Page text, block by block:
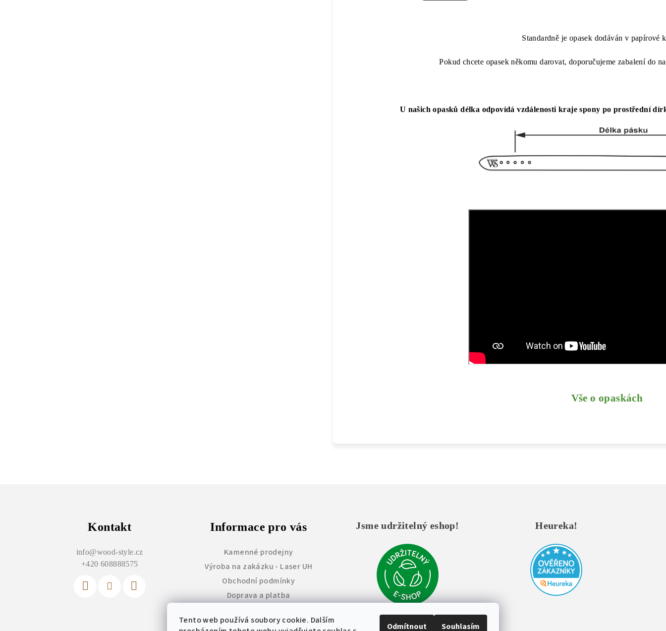
Tento web používá soubory cookie. Dalším
Odmítnout Souhlasím
Standardně je opasek dodáván v papírové
Pokud chcete opasek někomu darovat, doporučujeme zabalení do
U našich opasků délka odpovídá vzdálenosti kraje spony po prostřední
Vše o opaskách
Kontakt
info@wood-style.cz
+420 608888575
Informace pro vás
Kamenné prodejny
Výroba na zakázku - Laser UH
Obchodní podmínky
Doprava a platba
Výměna a úprava výrobků
Jsme udržitelný eshop! Heureka!